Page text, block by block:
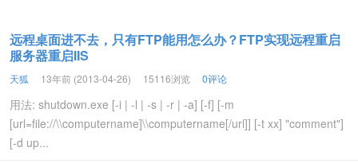
远程桌面进不去，只有FTP能用怎么办？FTP实现远程重启
服务器重启IIS
天狐 13年前 (2013-04-26) 15116浏览 0评论
用法: shutdown.exe [-i | -l | -s | -r | -a] [-f] [-m
[url=file://\\computername]\\computername[/url]] [-t xx] "comment"]
[-d up...